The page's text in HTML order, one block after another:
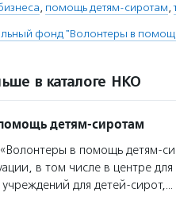
, помощь детям-сиротам,
фонд "Волонтеры в
в каталоге НКО
детям-сиротам
в помощь детям-
в том числе в центре
для детей-сирот,…